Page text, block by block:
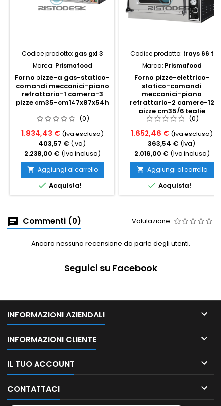
Codice prodotto: gas gxl 3
Marca: Prismafood
Forno pizze-a gas-statico-
comandi meccanici-piano
refrattario-1 camera-3
pizze cm35-cm147x87x54h
(0)
1.834,43 € (Iva esclusa)
403,57 € (Iva)
2.238,00 € (Iva inclusa)
 Aggiungi al carrello
 Acquista!
Codice prodotto: trays 66 t
Marca: Prismafood
Forno pizze-elettrico-
statico-comandi
meccanici-piano
refrattario-2 camere-12
pizze cm35/6 teglie
cm60x40-cm110x132x74h-
trifase1
(0)
1.652,46 € (Iva esclusa)
363,54 € (Iva)
2.016,00 € (Iva inclusa)
 Aggiungi al carrello
 Acquista!
Commenti (0) Valutazione
Ancora nessuna recensione da parte degli utenti.
Seguici su Facebook
INFORMAZIONI AZIENDALI 
INFORMAZIONI CLIENTE 
IL TUO ACCOUNT 
CONTATTACI 